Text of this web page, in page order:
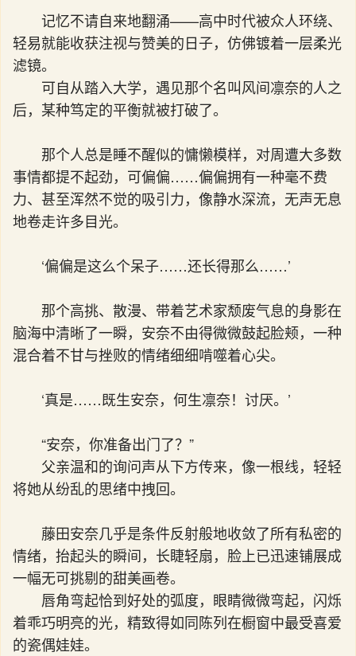
记忆不请自来地翻涌——高中时代被众人环绕、
轻易就能收获注视与赞美的日子，仿佛镀着一层柔光
滤镜。
可自从踏入大学，遇见那个名叫风间凛奈的人之
后，某种笃定的平衡就被打破了。
那个人总是睡不醒似的慵懒模样，对周遭大多数
事情都提不起劲，可偏偏……偏偏拥有一种毫不费
力、甚至浑然不觉的吸引力，像静水深流，无声无息
地卷走许多目光。
‘偏偏是这么个呆子……还长得那么……’
那个高挑、散漫、带着艺术家颓废气息的身影在
脑海中清晰了一瞬，安奈不由得微微鼓起脸颊，一种
混合着不甘与挫败的情绪细细啃噬着心尖。
‘真是……既生安奈，何生凛奈！讨厌。’
“安奈，你准备出门了？”
父亲温和的询问声从下方传来，像一根线，轻轻
将她从纷乱的思绪中拽回。
藤田安奈几乎是条件反射般地收敛了所有私密的
情绪，抬起头的瞬间，长睫轻扇，脸上已迅速铺展成
一幅无可挑剔的甜美画卷。
唇角弯起恰到好处的弧度，眼睛微微弯起，闪烁
着乖巧明亮的光，精致得如同陈列在橱窗中最受喜爱
的瓷偶娃娃。